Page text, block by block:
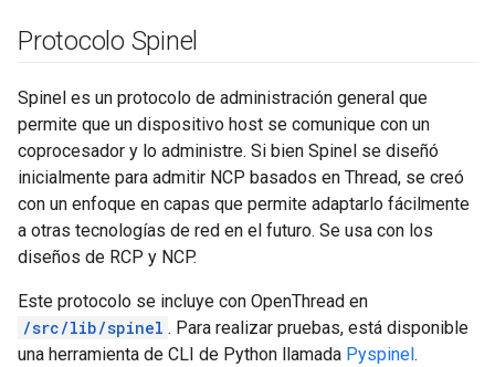
Protocolo Spinel
Spinel es un protocolo de administración general que
permite que un dispositivo host se comunique con un
coprocesador y lo administre. Si bien Spinel se diseñó
inicialmente para admitir NCP basados en Thread, se creó
con un enfoque en capas que permite adaptarlo fácilmente
a otras tecnologías de red en el futuro. Se usa con los
diseños de RCP y NCP.
Este protocolo se incluye con OpenThread en
/src/lib/spinel . Para realizar pruebas, está disponible
una herramienta de CLI de Python llamada Pyspinel .